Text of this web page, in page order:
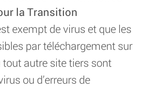
la Transition
exempt de virus et que les
par téléchargement sur
tout autre site tiers sont
ou d’erreurs de